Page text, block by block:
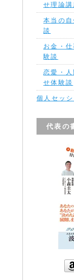
せ理論
本当の
談
お金・
験談
恋愛・
せ体験談
個人セッ
代表の